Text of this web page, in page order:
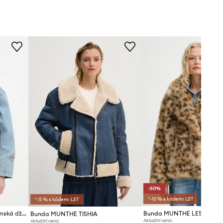
MUNTHE džínová bunda dámská džínová BRAULIA
*-5 % s kódem: LST
Bunda MUNTHE TISHIA
Aktuální cena:
-50%
*-10 % s kódem: LST
Bunda MUNTHE LESTINE
Aktuální cena: